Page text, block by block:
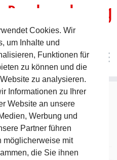
um Pommelsbrunn
Cookies. Wir
um Inhalte und
Funktionen für
zu können und die
zu analysieren.
Informationen zu Ihrer
Website an unsere
Werbung und
Partner führen
möglicherweise mit
die Sie ihnen